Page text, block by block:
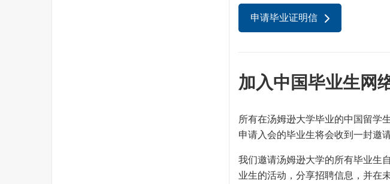
申请毕业证明信
加入中国毕业生网
所有在汤姆逊大学毕业的中国留学
申请入会的毕业生将会收到一封邀
我们邀请汤姆逊大学的所有毕业生
业生的活动，分享招聘信息，并在